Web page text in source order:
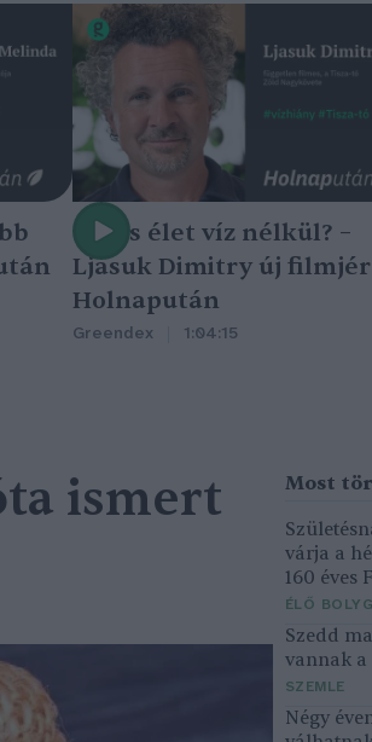
Nincs élet víz nélkül? –
Ljasuk Dimitry új
Holnapután
Greendex 1:04:15
ismert
várja a
160 éves
ÉLŐ
Szedd
vannak a
SZEMLE
Négy